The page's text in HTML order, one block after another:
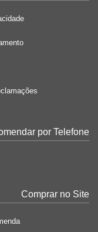
por Telefone
Comprar no Site